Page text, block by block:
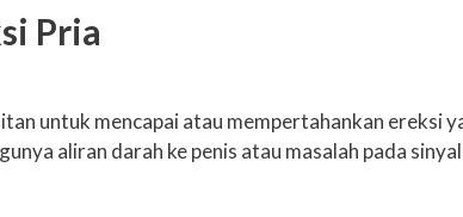
Pria
untuk mencapai atau mempertahankan ereksi
aliran darah ke penis atau masalah pada